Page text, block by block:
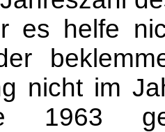
es helfe
nicht im
1963